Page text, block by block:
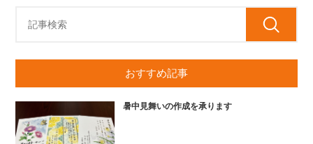
おすすめ記事
暑中見舞いの作成を承ります